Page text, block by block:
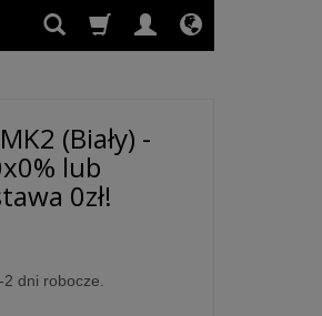
(Biały) -
lub
0zł!
dni robocze.